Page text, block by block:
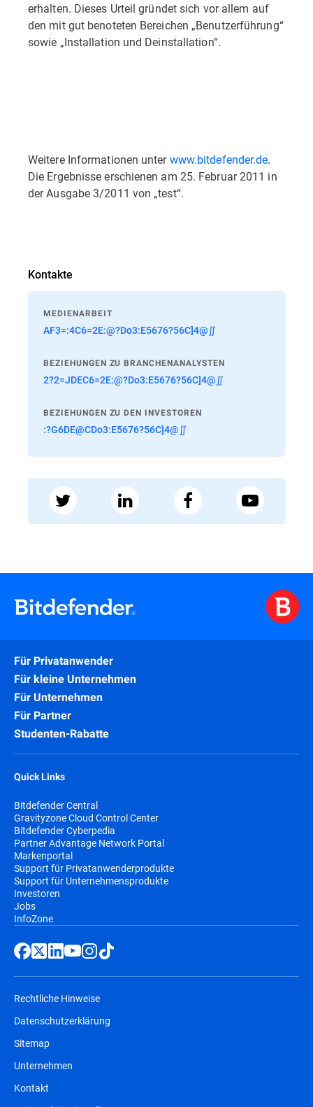
erhalten. Dieses Urteil gründet sich vor allem auf
den mit gut benoteten Bereichen „Benutzerführung“
sowie „Installation und Deinstallation“.
Weitere Informationen unterwww.bitdefender.de.
Die Ergebnisse erschienen am 25. Februar 2011 in
der Ausgabe 3/2011 von „test“.
Kontakte
MEDIENARBEIT
AF3=:4C6=2E:@?Do3:E5676?56C]4@∬
BEZIEHUNGEN ZU BRANCHENANALYSTEN
2?2=JDEC6=2E:@?Do3:E5676?56C]4@∬
BEZIEHUNGEN ZU DEN INVESTOREN
:?G6DE@CDo3:E5676?56C]4@∬
Für Privatanwender
Für kleine Unternehmen
Für Unternehmen
Für Partner
Studenten-Rabatte
Quick Links
Bitdefender Central
Gravityzone Cloud Control Center
Bitdefender Cyberpedia
Partner Advantage Network Portal
Markenportal
Support für Privatanwenderprodukte
Support für Unternehmensprodukte
Investoren
Jobs
InfoZone
Rechtliche Hinweise
Datenschutzerklärung
Sitemap
Unternehmen
Kontakt